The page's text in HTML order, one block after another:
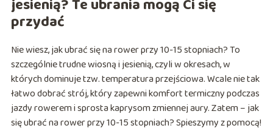
jesienią? Te ubrania mogą Ci się
przydać
Nie wiesz, jak ubrać się na rower przy 10-15 stopniach? To
szczególnie trudne wiosną i jesienią, czyli w okresach, w
których dominuje tzw. temperatura przejściowa. Wcale nie tak
łatwo dobrać strój, który zapewni komfort termiczny podczas
jazdy rowerem i sprosta kaprysom zmiennej aury. Zatem – jak
się ubrać na rower przy 10-15 stopniach? Spieszymy z pomocą!